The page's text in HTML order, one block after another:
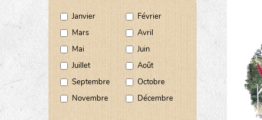
Janvier
Février
Mars
Avril
Mai
Juin
Juillet
Août
Septembre
Octobre
Novembre
Décembre